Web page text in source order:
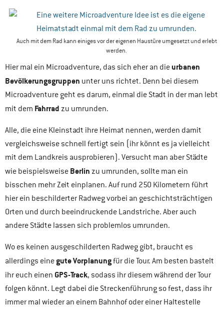
Auch mit dem Rad kann einiges vor der eigenen Haustüre umgesetzt und erlebt
werden.
Hier mal ein Microadventure, das sich eher an dieurbanen
Bevölkerungsgruppen unter uns richtet. Denn bei diesem
Microadventure geht es darum, einmal die Stadt in der man lebt
mit dem Fahrrad zu umrunden.
Alle, die eine Kleinstadt ihre Heimat nennen, werden damit
vergleichsweise schnell fertigt sein (ihr könnt es ja vielleicht
mit dem Landkreis ausprobieren). Versucht man aber Städte
wie beispielsweise Berlin zu umrunden, sollte man ein
bisschen mehr Zeit einplanen. Auf rund 250 Kilometern führt
hier ein beschilderter Radweg vorbei an geschichtsträchtigen
Orten und durch beeindruckende Landstriche. Aber auch
andere Städte lassen sich problemlos umrunden.
Wo es keinen ausgeschilderten Radweg gibt, braucht es
allerdings einegute Vorplanungfür die Tour. Am besten bastelt
ihr euch einen GPS-Track, sodass ihr diesem während der Tour
folgen könnt. Legt dabei die Streckenführung so fest, dass ihr
immer mal wieder an einem Bahnhof oder einer Haltestelle